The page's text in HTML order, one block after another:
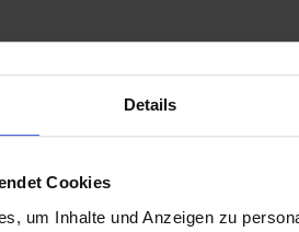
Details
Cookies
um Inhalte und Anzeigen zu